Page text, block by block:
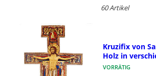
60 Artikel
Kruzifix von
Holz in
VORRÄTIG